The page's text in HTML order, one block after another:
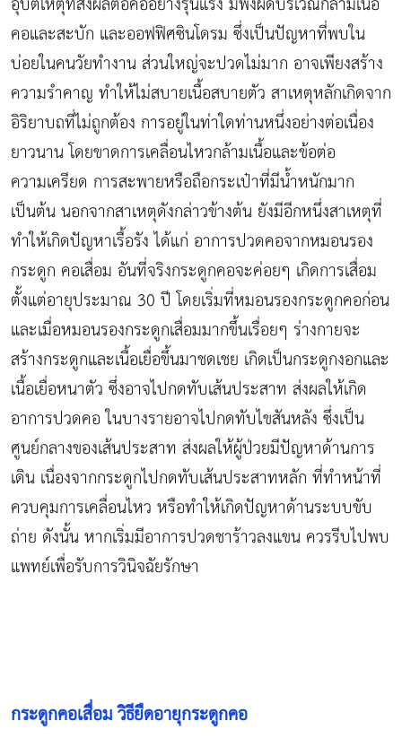
คอและสะบัก และออฟฟิศซินโดรม ซึ่งเป็นปัญหาที่พบใน
บ่อยในคนวัยทำงาน ส่วนใหญ่จะปวดไม่มาก อาจเพียงสร้าง
ความรำคาญ ทำให้ไม่สบายเนื้อสบายตัว สาเหตุหลักเกิดจาก
อิริยาบถที่ไม่ถูกต้อง การอยู่ในท่าใดท่านหนึ่งอย่างต่อเนื่อง
ยาวนาน โดยขาดการเคลื่อนไหวกล้ามเนื้อและข้อต่อ
ความเครียด การสะพายหรือถือกระเป๋าที่มีน้ำหนักมาก
เป็นต้น นอกจากสาเหตุดังกล่าวข้างต้น ยังมีอีกหนึ่งสาเหตุที่
ทำให้เกิดปัญหาเรื้อรัง ได้แก่ อาการปวดคอจากหมอนรอง
กระดูก คอเสื่อม อันที่จริงกระดูกคอจะค่อยๆ เกิดการเสื่อม
ตั้งแต่อายุประมาณ 30 ปี โดยเริ่มที่หมอนรองกระดูกคอก่อน
และเมื่อหมอนรองกระดูกเสื่อมมากขึ้นเรื่อยๆ ร่างกายจะ
สร้างกระดูกและเนื้อเยื่อขึ้นมาชดเชย เกิดเป็นกระดูกงอกและ
เนื้อเยื่อหนาตัว ซึ่งอาจไปกดทับเส้นประสาท ส่งผลให้เกิด
อาการปวดคอ ในบางรายอาจไปกดทับไขสันหลัง ซึ่งเป็น
ศูนย์กลางของเส้นประสาท ส่งผลให้ผู้ป่วยมีปัญหาด้านการ
เดิน เนื่องจากกระดูกไปกดทับเส้นประสาทหลัก ที่ทำหน้าที่
ควบคุมการเคลื่อนไหว หรือทำให้เกิดปัญหาด้านระบบขับ
ถ่าย ดังนั้น หากเริ่มมีอาการปวดชาร้าวลงแขน ควรรีบไปพบ
แพทย์เพื่อรับการวินิจฉัยรักษา
กระดูกคอเสื่อม วิธียืดอายุกระดูกคอ